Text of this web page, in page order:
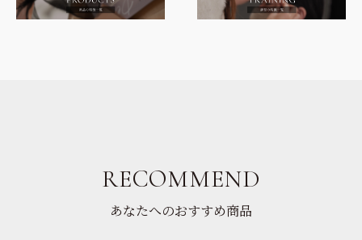
RECOMMEND
あなたへのおすすめ商品